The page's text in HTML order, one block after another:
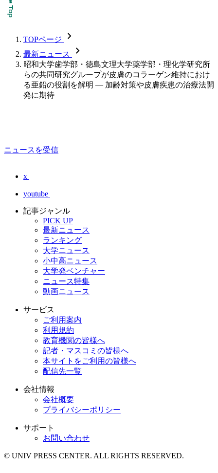
TOPページ chevron_forward
最新ニュース chevron_forward
昭和大学歯学部・徳島文理大学薬学部・理化学研究所
らの共同研究グループが皮膚のコラーゲン維持におけ
る亜鉛の役割を解明 — 加齢対策や皮膚疾患の治療法開
発に期待
ニュースを受信
x
youtube
記事ジャンル
PICK UP
最新ニュース
ランキング
大学ニュース
小中高ニュース
大学発ベンチャー
ニュース特集
動画ニュース
サービス
ご利用案内
利用規約
教育機関の皆様へ
記者・マスコミの皆様へ
本サイトをご利用の皆様へ
配信先一覧
会社情報
会社概要
プライバシーポリシー
サポート
お問い合わせ
© UNIV PRESS CENTER. ALL RIGHTS RESERVED.